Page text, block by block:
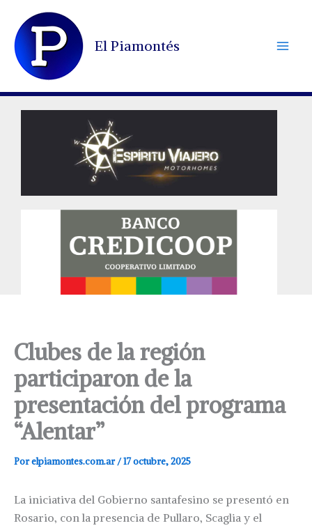
contenido
El Piamontés
Clubes de la región
participaron de la
presentación del programa
“Alentar”
Porelpiamontes.com.ar/17 octubre, 2025
La iniciativa del Gobierno santafesino se presentó en
Rosario, con la presencia de Pullaro, Scaglia y el